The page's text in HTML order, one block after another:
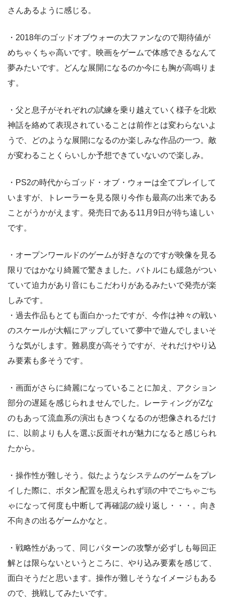
さんあるように感じる。
・2018年のゴッドオブウォーの大ファンなので期待値が
めちゃくちゃ高いです。映画をゲームで体感できるなんて
夢みたいです。どんな展開になるのか今にも胸が高鳴りま
す。
・父と息子がそれぞれの試練を乗り越えていく様子を北欧
神話を絡めて表現されていることは前作とは変わらないよ
うで、どのような展開になるのか楽しみな作品の一つ。敵
が変わることくらいしか予想できていないので楽しみ。
・PS2の時代からゴッド・オブ・ウォーは全てプレイして
いますが、トレーラーを見る限り今作も最高の出来である
ことがうかがえます。発売日である11月9日が待ち遠しい
です。
・オープンワールドのゲームが好きなのですが映像を見る
限りではかなり綺麗で驚きました。バトルにも緩急がつい
ていて迫力があり音にもこだわりがあるみたいで発売が楽
しみです。
・過去作品もとても面白かったですが、今作は神々の戦い
のスケールが大幅にアップしていて夢中で遊んでしまいそ
うな気がします。難易度が高そうですが、それだけやり込
み要素も多そうです。
・画面がさらに綺麗になっていることに加え、アクション
部分の遅延を感じられませんでした。レーティングがZな
のもあって流血系の演出もきつくなるのが想像されるだけ
に、以前よりも人を選ぶ反面それが魅力になると感じられ
たから。
・操作性が難しそう。似たようなシステムのゲームをプレ
イした際に、ボタン配置を思えられず頭の中でごちゃごち
ゃになって何度も中断して再確認の繰り返し・・・。向き
不向きの出るゲームかなと。
・戦略性があって、同じパターンの攻撃が必ずしも毎回正
解とは限らないというところに、やり込み要素を感じて、
面白そうだと思います。操作が難しそうなイメージもある
ので、挑戦してみたいです。